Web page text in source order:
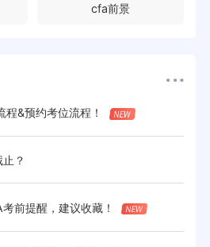
cfa前景
&预约考位流程！
？
前提醒，建议收藏！